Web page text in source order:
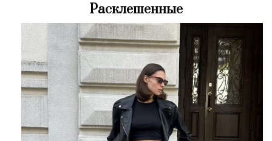
Расклешенные